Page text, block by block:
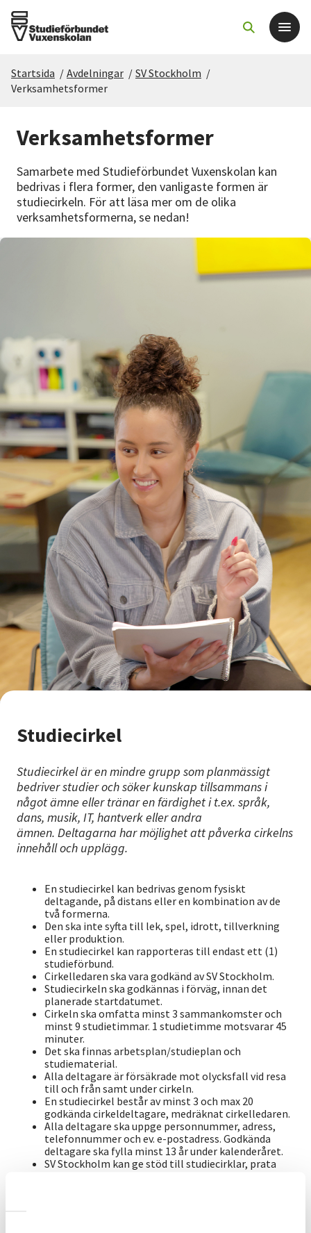
Det här gör vi
För dig som
Sök kurser och evenemang
Om SV
Avdelningar
Lyssna
Startsida / Avdelningar / SV Stockholm /
Verksamhetsformer
Verksamhetsformer
Samarbete med Studieförbundet Vuxenskolan kan
bedrivas i flera former, den vanligaste formen är
studiecirkeln. För att läsa mer om de olika
verksamhetsformerna, se nedan!
Studiecirkel
Studiecirkel är en mindre grupp som planmässigt
bedriver studier och söker kunskap tillsammans i
något ämne eller tränar en färdighet i t.ex. språk,
dans, musik, IT, hantverk eller andra
ämnen. Deltagarna har möjlighet att påverka cirkelns
innehåll och upplägg.
En studiecirkel kan bedrivas genom fysiskt
deltagande, på distans eller en kombination av de
två formerna.
Den ska inte syfta till lek, spel, idrott, tillverkning
eller produktion.
En studiecirkel kan rapporteras till endast ett (1)
studieförbund.
Cirkelledaren ska vara godkänd av SV Stockholm.
Studiecirkeln ska godkännas i förväg, innan det
planerade startdatumet.
Cirkeln ska omfatta minst 3 sammankomster och
minst 9 studietimmar. 1 studietimme motsvarar 45
minuter.
Det ska finnas arbetsplan/studieplan och
studiematerial.
Alla deltagare är försäkrade mot olycksfall vid resa
till och från samt under cirkeln.
En studiecirkel består av minst 3 och max 20
godkända cirkeldeltagare, medräknat cirkelledaren.
Alla deltagare ska uppge personnummer, adress,
telefonnummer och ev. e-postadress. Godkända
deltagare ska fylla minst 13 år under kalenderåret.
SV Stockholm kan ge stöd till studiecirklar, prata
Annan folkbildningsverksamhet